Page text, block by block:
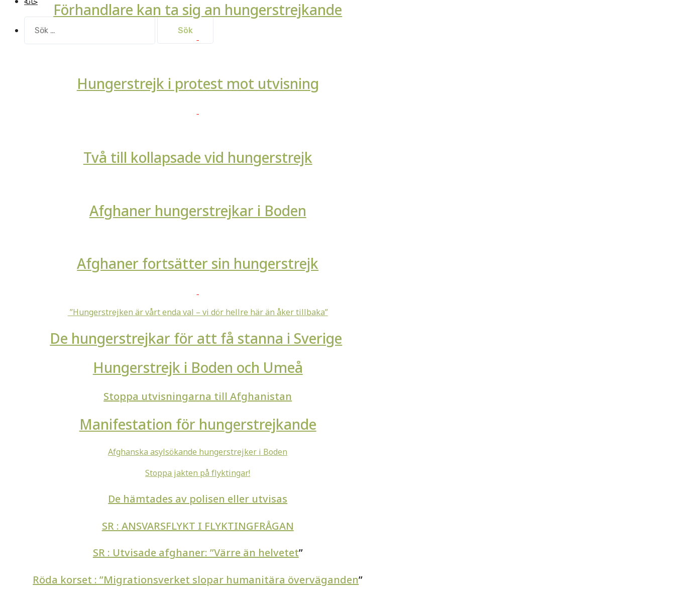
efter:
Förhandlare kan ta sig an hungerstrejkande
Hungerstrejk i protest mot utvisning
Två till kollapsade vid hungerstrejk
Afghaner hungerstrejkar i Boden
Afghaner fortsätter sin hungerstrejk
”Hungerstrejken är vårt enda val – vi dör hellre här än åker tillbaka”
De hungerstrejkar för att få stanna i Sverige
Hungerstrejk i Boden och Umeå
Stoppa utvisningarna till Afghanistan
Manifestation för hungerstrejkande
Afghanska asylsökande hungerstrejker i Boden
Stoppa jakten på flyktingar!
De hämtades av polisen eller utvisas
SR :ANSVARSFLYKT I FLYKTINGFRÅGAN
SR : Utvisade afghaner: ”Värre än helvetet”
Röda korset : ”Migrationsverket slopar humanitära överväganden”